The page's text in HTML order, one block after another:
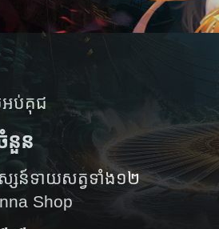
អប់​គុជ
នួន
សន៍​ទាយ​សត្វ​ទាំង​១២
Shop